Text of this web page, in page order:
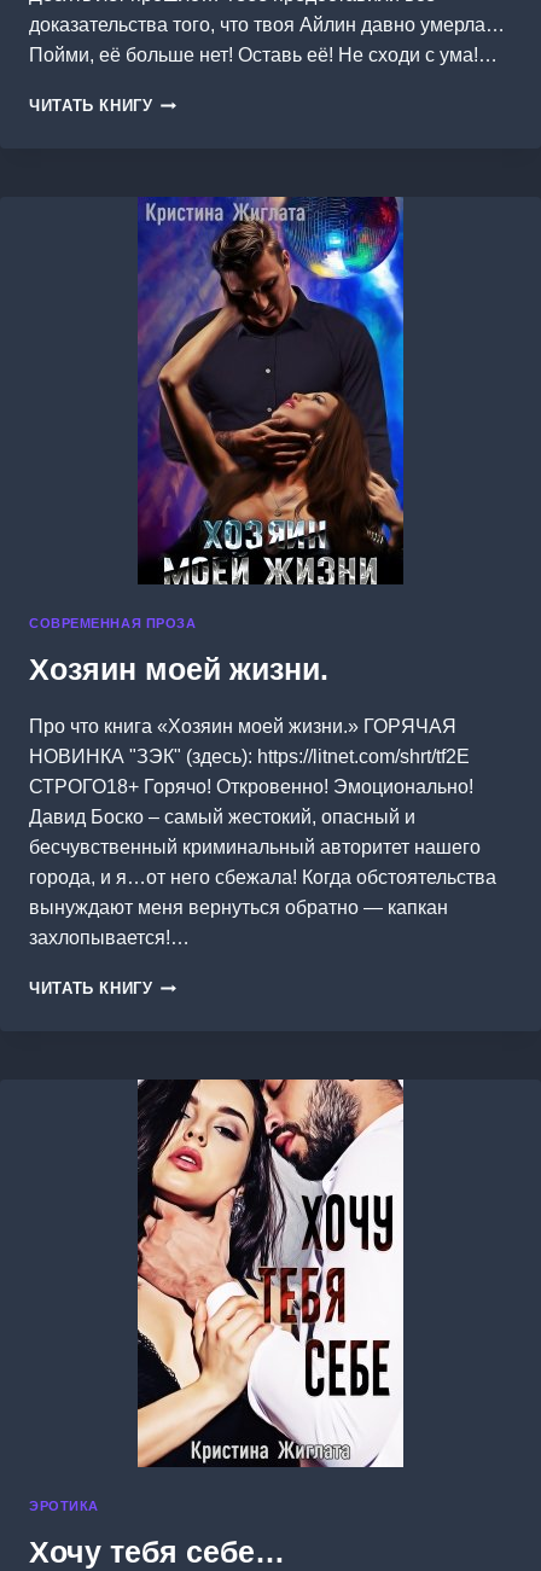
доказательства того, что твоя Айлин давно умерла…
Пойми, её больше нет! Оставь её! Не сходи с ума!…
ЧИТАТЬ КНИГУ ВЫЖИТЬ
В
НАКАЗАНИЕ
СОВРЕМЕННАЯ ПРОЗА
Хозяин моей жизни.
Про что книга «Хозяин моей жизни.» ГОРЯЧАЯ
НОВИНКА "ЗЭК" (здесь): https://litnet.com/shrt/tf2E
СТРОГО18+ Горячо! Откровенно! Эмоционально!
Давид Боско – самый жестокий, опасный и
бесчувственный криминальный авторитет нашего
города, и я…от него сбежала! Когда обстоятельства
вынуждают меня вернуться обратно — капкан
захлопывается!…
ЧИТАТЬ КНИГУ ХОЗЯИН
ЭРОТИКА
Хочу тебя себе…